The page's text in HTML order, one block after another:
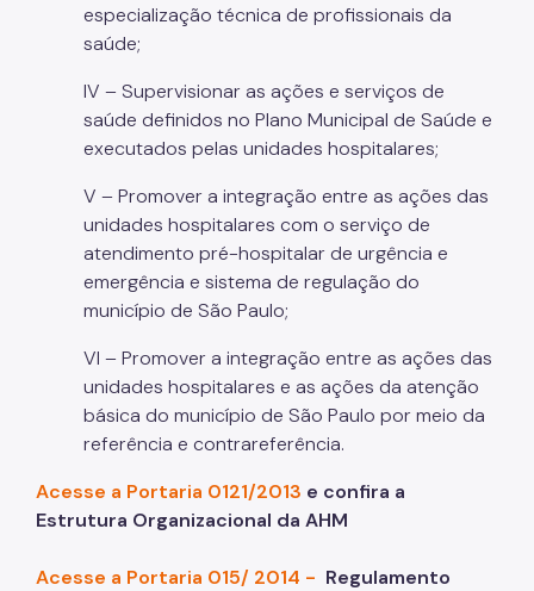
especialização técnica de profissionais da
saúde;
IV – Supervisionar as ações e serviços de
saúde definidos no Plano Municipal de Saúde e
executados pelas unidades hospitalares;
V – Promover a integração entre as ações das
unidades hospitalares com o serviço de
atendimento pré-hospitalar de urgência e
emergência e sistema de regulação do
município de São Paulo;
VI – Promover a integração entre as ações das
unidades hospitalares e as ações da atenção
básica do município de São Paulo por meio da
referência e contrareferência.
Acesse a Portaria 0121/2013 e confira a
Estrutura Organizacional da AHM
Acesse a Portaria 015/ 2014 - Regulamento